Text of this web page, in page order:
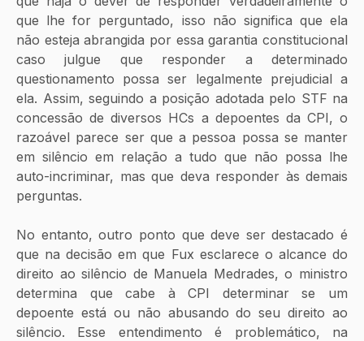
que lhe for perguntado, isso não significa que ela
não esteja abrangida por essa garantia constitucional
caso julgue que responder a determinado
questionamento possa ser legalmente prejudicial a
ela. Assim, seguindo a posição adotada pelo STF na
concessão de diversos HCs a depoentes da CPI, o
razoável parece ser que a pessoa possa se manter
em silêncio em relação a tudo que não possa lhe
auto-incriminar, mas que deva responder às demais
perguntas.
No entanto, outro ponto que deve ser destacado é
que na decisão em que Fux esclarece o alcance do
direito ao silêncio de Manuela Medrades, o ministro
determina que cabe à CPI determinar se um
depoente está ou não abusando do seu direito ao
silêncio. Esse entendimento é problemático, na